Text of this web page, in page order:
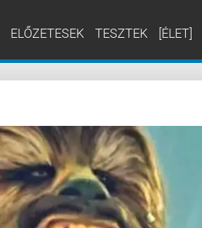
ELŐZETESEK TESZTEK [ÉLET]